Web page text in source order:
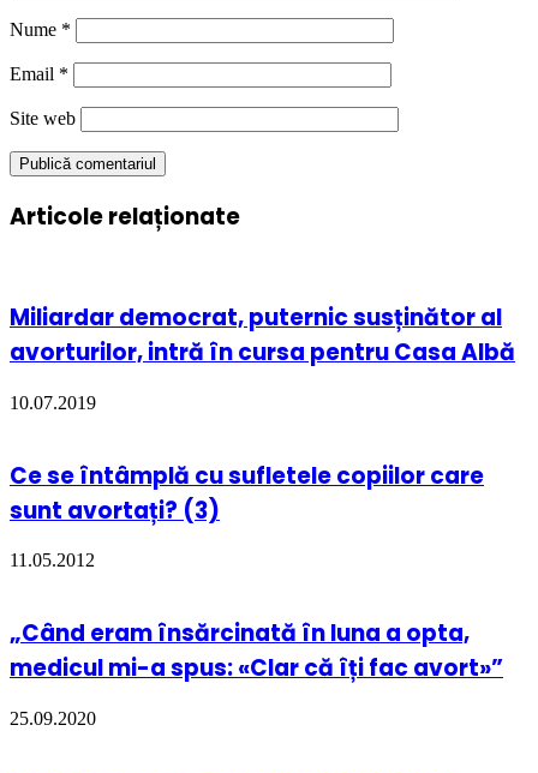
Nume *
Email *
Site web
Articole relaționate
Miliardar democrat, puternic susținător al
avorturilor, intră în cursa pentru Casa Albă
10.07.2019
Ce se întâmplă cu sufletele copiilor care
sunt avortați? (3)
11.05.2012
„Când eram însărcinată în luna a opta,
medicul mi-a spus: «Clar că îți fac avort»”
25.09.2020